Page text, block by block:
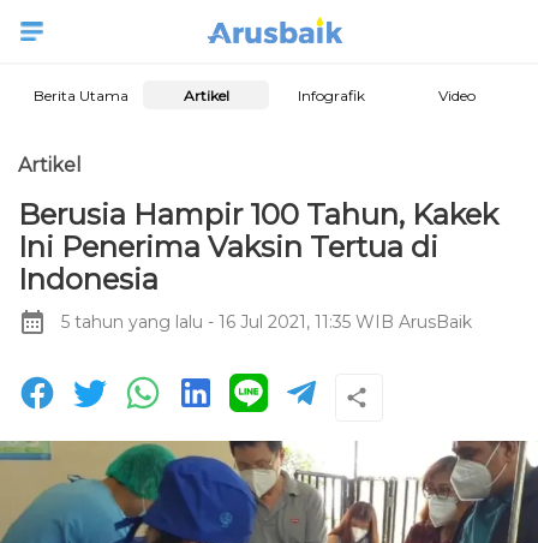
Berita Utama Artikel Infografik Video
Artikel
Berusia Hampir 100 Tahun, Kakek
Ini Penerima Vaksin Tertua di
Indonesia
5 tahun yang lalu - 16 Jul 2021, 11:35 WIB ArusBaik